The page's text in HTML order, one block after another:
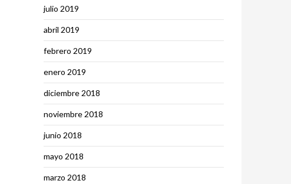
julio 2019
abril 2019
febrero 2019
enero 2019
diciembre 2018
noviembre 2018
junio 2018
mayo 2018
marzo 2018